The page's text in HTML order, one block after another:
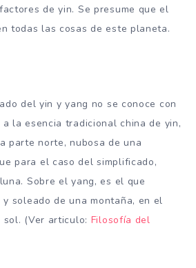
de yin. Se presume que el
todas las cosas de este planeta.
del yin y yang no se conoce con
la esencia tradicional china de yin,
parte norte, nubosa de una
para el caso del simplificado,
Sobre el yang, es el que
soleado de una montaña, en el
(Ver articulo: Filosofía del